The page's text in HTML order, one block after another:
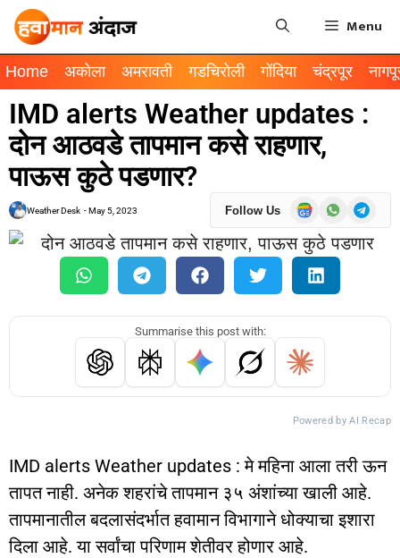
Menu
Home अकोला अमरावती गडचिरोली गोंदिया चंद्रपूर
IMD alerts Weather updates :
दोन आठवडे तापमान कसे राहणार,
पाऊस कुठे पडणार?
Weather Desk -May 5, 2023 Follow Us
Summarise this post with:
Powered by AI Recap
IMD alerts Weather updates : मे महिना आला तरी ऊन
तापत नाही. अनेक शहरांचे तापमान ३५ अंशांच्या खाली आहे.
तापमानातील बदलासंदर्भात हवामान विभागाने धोक्याचा इशारा
दिला आहे. या सर्वांचा परिणाम शेतीवर होणार आहे.